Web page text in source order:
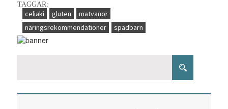
TAGGAR:
celiaki gluten
matvanor
näringsrekommendationer
spädbarn